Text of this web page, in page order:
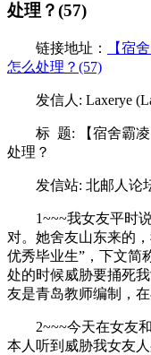
处理？(57)
链接地址：
【宿
怎么处理？(57)
发信人: Laxerye
标 题: 【宿舍霸
处理？
发信站: 北邮人论
1~~~我女友平时
对。她舍友山东来的
优秀毕业生”，下文简
处的时候威胁要捅死
友是青岛教师编制，
2~~~今天在女友
本人听到威胁我女友